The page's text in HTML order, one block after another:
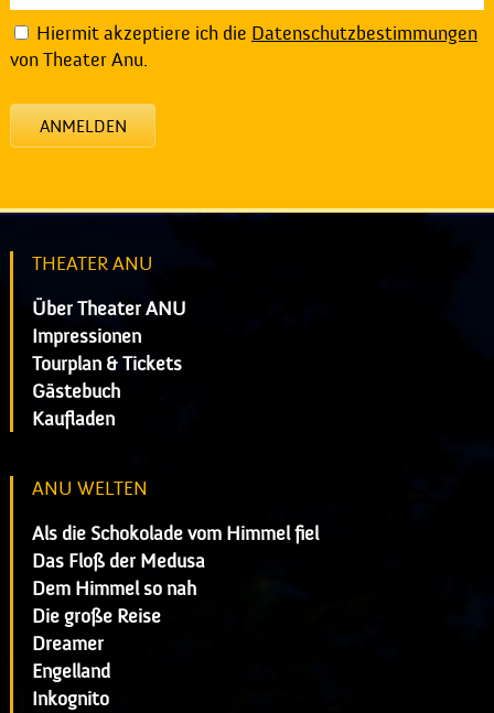
Hiermit akzeptiere ich die Datenschutzbestimmungen
von Theater Anu.
ANMELDEN
THEATER ANU
Über Theater ANU
Impressionen
Tourplan & Tickets
Gästebuch
Kaufladen
ANU WELTEN
Als die Schokolade vom Himmel fiel
Das Floß der Medusa
Dem Himmel so nah
Die große Reise
Dreamer
Engelland
Inkognito